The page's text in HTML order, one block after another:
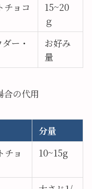
チョコ
15~20
ｇ
ー・
お好み
量
の代用
分量
チョ
10~15g